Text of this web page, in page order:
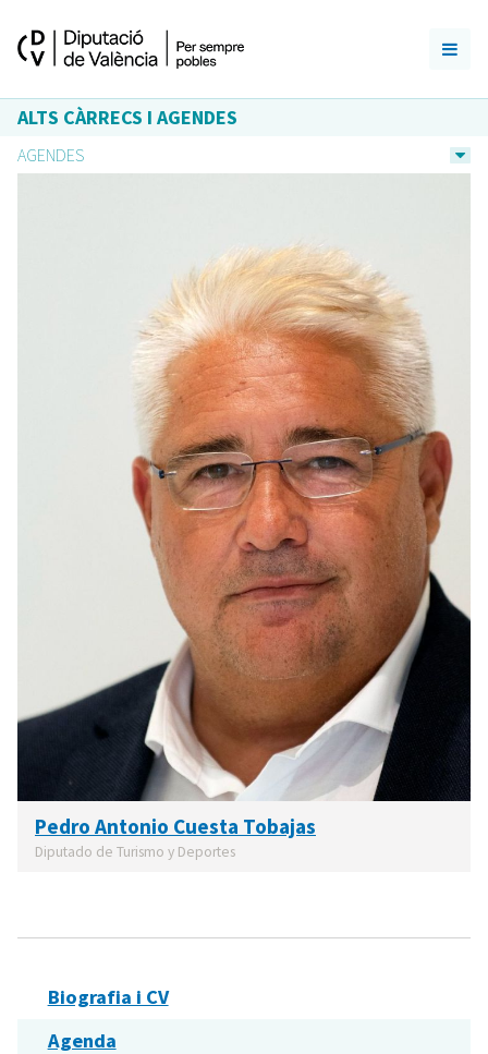
ALTS CÀRRECS I AGENDES
AGENDES
Pedro Antonio Cuesta Tobajas
Diputado de Turismo y Deportes
Biografia i CV
Agenda